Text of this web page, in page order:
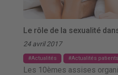
Le rôle de la sexualité
24 avril 2017
Actualités Actualités patients
Les 10èmes assises